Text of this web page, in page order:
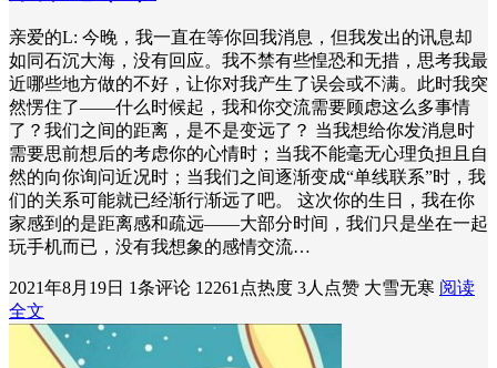
亲爱的L: 今晚，我一直在等你回我消息，但我发出的讯息却
如同石沉大海，没有回应。我不禁有些惶恐和无措，思考我最
近哪些地方做的不好，让你对我产生了误会或不满。此时我突
然愣住了——什么时候起，我和你交流需要顾虑这么多事情
了？我们之间的距离，是不是变远了？ 当我想给你发消息时
需要思前想后的考虑你的心情时；当我不能毫无心理负担且自
然的向你询问近况时；当我们之间逐渐变成“单线联系”时，我
们的关系可能就已经渐行渐远了吧。 这次你的生日，我在你
家感到的是距离感和疏远——大部分时间，我们只是坐在一起
玩手机而已，没有我想象的感情交流…
2021年8月19日 1条评论 12261点热度 3人点赞 大雪无寒 阅读
全文